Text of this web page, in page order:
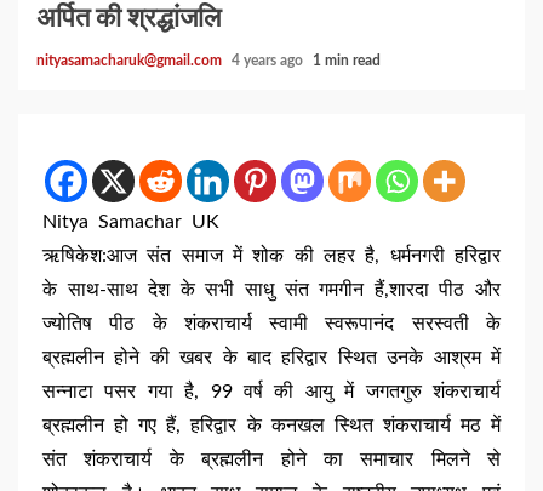
अर्पित की श्रद्धांजलि
nityasamacharuk@gmail.com 4 years ago 1 min read
Nitya Samachar UK
ऋषिकेश:आज संत समाज में शोक की लहर है, धर्मनगरी हरिद्वार
के साथ-साथ देश के सभी साधु संत गमगीन हैं,शारदा पीठ और
ज्योतिष पीठ के शंकराचार्य स्वामी स्वरूपानंद सरस्वती के
ब्रह्मलीन होने की खबर के बाद हरिद्वार स्थित उनके आश्रम में
सन्नाटा पसर गया है, 99 वर्ष की आयु में जगतगुरु शंकराचार्य
ब्रह्मलीन हो गए हैं, हरिद्वार के कनखल स्थित शंकराचार्य मठ में
संत शंकराचार्य के ब्रह्मलीन होने का समाचार मिलने से